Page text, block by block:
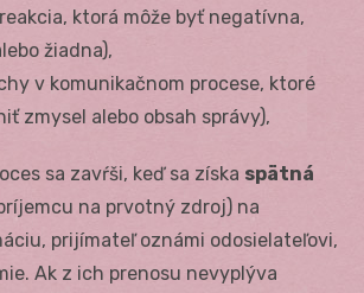
ktorá môže byť negatívna,
žiadna),
v komunikačnom procese, ktoré
zmysel alebo obsah správy),
sa zavŕši, keď sa získa spätná
na prvotný zdroj) na
prijímateľ oznámi odosielateľovi,
Ak z ich prenosu nevyplýva